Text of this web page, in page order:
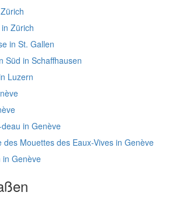
Zürich
in St. Gallen
Süd in Schaffhausen
Luzern
in Genève
des Mouettes des Eaux-Vives in Genève
in Genève